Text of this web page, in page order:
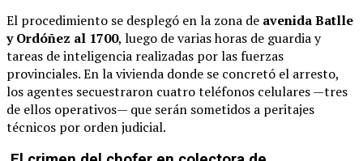
El procedimiento se desplegó en la zona de avenida Batlle
y Ordóñez al 1700, luego de varias horas de guardia y
tareas de inteligencia realizadas por las fuerzas
provinciales. En la vivienda donde se concretó el arresto,
los agentes secuestraron cuatro teléfonos celulares —tres
de ellos operativos— que serán sometidos a peritajes
técnicos por orden judicial.